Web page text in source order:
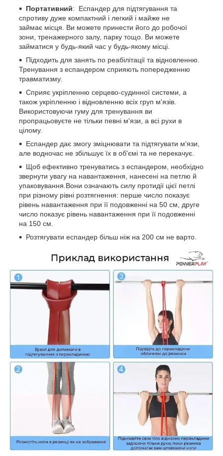
Портативний: Еспандер для підтягування та
спротиву дуже компактний і легкий і майже не
займає місця. Ви можете принести його до робочої
зони, тренажерного залу, парку тощо. Ви можете
займатися у будь-який час у будь-якому місці.
Підходить для занять по реабілітації та відновленню.
Тренування з еспандером сприяють попередженню
травматизму.
Сприяє укріпленню серцево-судинної системи, а
також укріпленню і відновленню всіх груп м'язів.
Використовуючи гуму для тренування ви
пропрацьовуєте не тільки певні м'язи, а всі рухи в
цілому.
Еспандер дає змогу зміцнювати та підтягувати м'язи,
але водночас не збільшує їх в об'ємі та не перекачує.
Щоб ефективно тренуватись з еспандером, необхідно
звернути увагу на навантаження, нанесені на петлю й
упаковування.Вони означають силу протидії цієї петлі
при різному рівні розтягнення: перше число показує
рівень навантаження при її подовженні на 50 см, друге
число показує рівень навантаження при її подовженні
на 150 см.
Розтягувати еспандер більш ніж на 200 см не варто.